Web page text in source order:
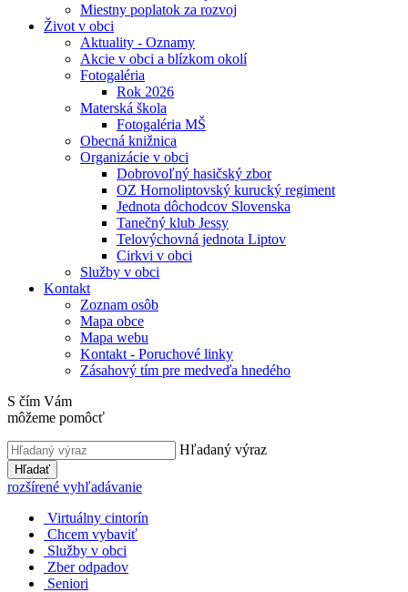
Miestny poplatok za rozvoj
Život v obci
Aktuality - Oznamy
Akcie v obci a blízkom okolí
Fotogaléria
Rok 2026
Materská škola
Fotogaléria MŠ
Obecná knižnica
Organizácie v obci
Dobrovoľný hasičský zbor
OZ Hornoliptovský kurucký regiment
Jednota dôchodcov Slovenska
Tanečný klub Jessy
Telovýchovná jednota Liptov
Cirkvi v obci
Služby v obci
Kontakt
Zoznam osôb
Mapa obce
Mapa webu
Kontakt - Poruchové linky
Zásahový tím pre medveďa hnedého
S čím Vám
môžeme pomôcť
Hľadaný výraz
Hľadať
rozšírené vyhľadávanie
Virtuálny cintorín
Chcem vybaviť
Služby v obci
Zber odpadov
Seniori